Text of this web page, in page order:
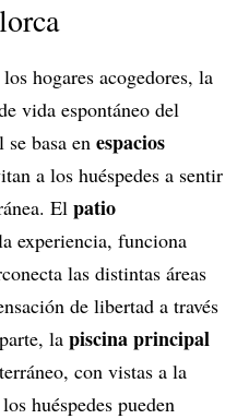
hogares acogedores, la
vida espontáneo del
basa en espacios
a los huéspedes a sentir
El patio
experiencia, funciona
las distintas áreas
de libertad a través
la piscina principal
con vistas a la
huéspedes pueden